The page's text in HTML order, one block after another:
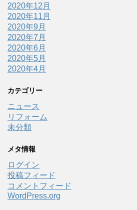
2020年12月
2020年11月
2020年9月
2020年7月
2020年6月
2020年5月
2020年4月
カテゴリー
ニュース
リフォーム
未分類
メタ情報
ログイン
投稿フィード
コメントフィード
WordPress.org